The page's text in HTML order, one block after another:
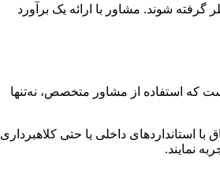
شوند. مشاور با ارائه یک برآورد
که استفاده از مشاور متخصص، نه‌تنها
استانداردهای داخلی یا حتی کلاهبرداری
نمایند.